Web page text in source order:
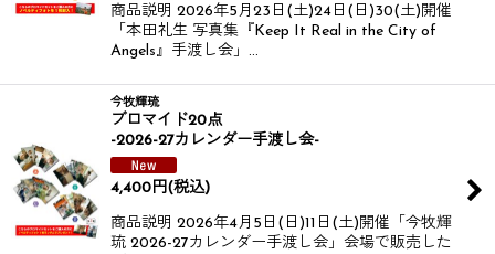
商品説明 2026年5月23日(土)24日(日)30(土)開催​​​​
「本田礼生 写真集『Keep It Real in the City of
Angels』手渡し会」…
今牧輝琉
ブロマイド20点
-2026-27カレンダー手渡し会-
4,400 円(税込)
商品説明 2026年4月5日(日)11日(土)開催​​​​ 「今牧輝
琉 2026-27カレンダー手渡し会」​​会場で販売した